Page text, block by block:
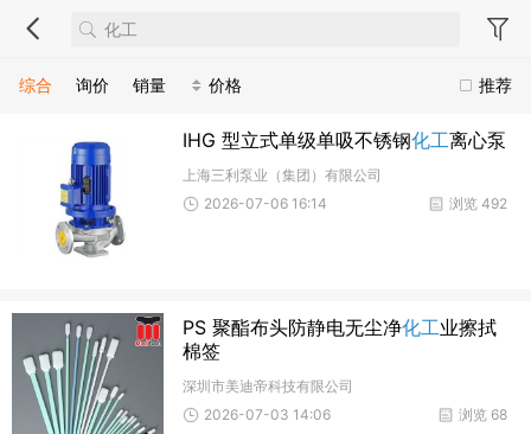
推荐
综合 询价 销量 价格
IHG 型立式单级单吸不锈钢化工离心泵
上海三利泵业（集团）有限公司
浏览 492
2026-07-06 16:14
PS 聚酯布头防静电无尘净化工业擦拭
棉签
深圳市美迪帝科技有限公司
浏览 68
2026-07-03 14:06